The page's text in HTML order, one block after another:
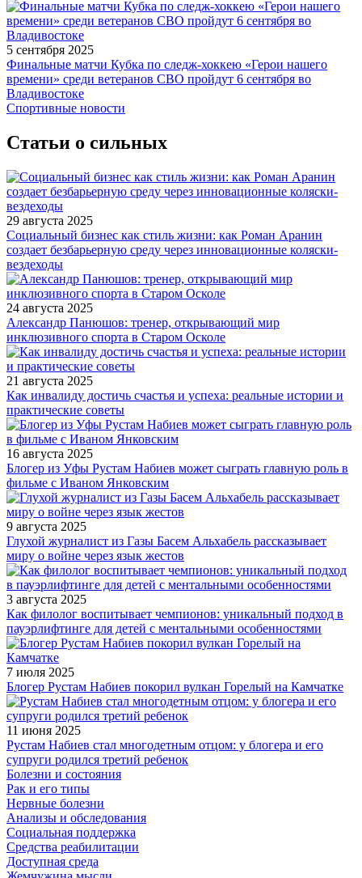
5 сентября 2025
Финальные матчи Кубка по следж-хоккею «Герои нашего
времени» среди ветеранов СВО пройдут 6 сентября во
Владивостоке
Спортивные новости
Статьи о сильных
29 августа 2025
Социальный бизнес как стиль жизни: как Роман Аранин
создает безбарьерную среду через инновационные коляски-
вездеходы
24 августа 2025
Александр Панюшов: тренер, открывающий мир
инклюзивного спорта в Старом Осколе
21 августа 2025
Как инвалиду достичь счастья и успеха: реальные истории и
практические советы
16 августа 2025
Блогер из Уфы Рустам Набиев может сыграть главную роль в
фильме с Иваном Янковским
9 августа 2025
Глухой журналист из Газы Басем Альхабель рассказывает
миру о войне через язык жестов
3 августа 2025
Как филолог воспитывает чемпионов: уникальный подход в
пауэрлифтинге для детей с ментальными особенностями
7 июля 2025
Блогер Рустам Набиев покорил вулкан Горелый на Камчатке
11 июня 2025
Рустам Набиев стал многодетным отцом: у блогера и его
супруги родился третий ребенок
Болезни и состояния
Рак и его типы
Нервные болезни
Анализы и обследования
Социальная поддержка
Средства реабилитации
Доступная среда